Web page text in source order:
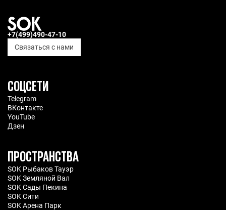
+7(499)490-47-10
Связаться с нами
СОЦСЕТИ
Telegram
ВКонтакте
YouTube
Дзен
ПРОСТРАНСТВА
SOK Рыбаков Тауэр
SOK Земляной Вал
SOK Сады Пекина
SOK Сити
SOK Арена Парк